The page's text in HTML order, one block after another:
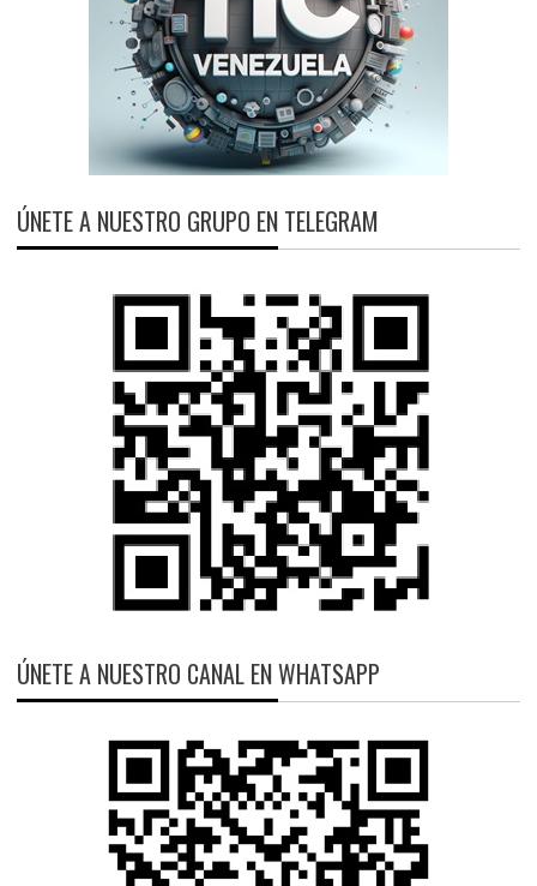
ÚNETE A NUESTRO GRUPO EN TELEGRAM
ÚNETE A NUESTRO CANAL EN WHATSAPP